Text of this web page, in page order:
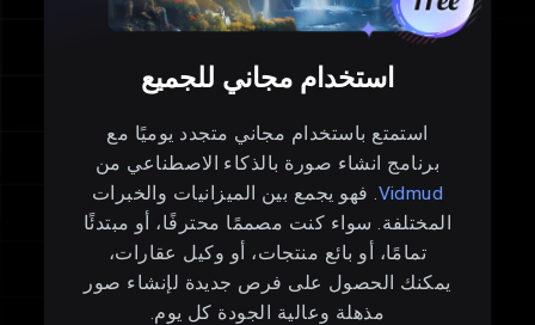
استخدام مجاني للجميع
استمتع باستخدام مجاني متجدد يوميًا مع
برنامج انشاء صورة بالذكاء الاصطناعي من
Vidmud . فهو يجمع بين الميزانيات والخبرات
المختلفة. سواء كنت مصممًا محترفًا، أو مبتدئًا
تمامًا، أو بائع منتجات، أو وكيل عقارات،
يمكنك الحصول على فرص جديدة لإنشاء صور
مذهلة وعالية الجودة كل يوم.